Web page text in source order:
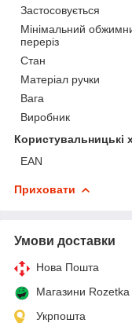
Застосовується
Мінімальний
переріз
Стан
Матеріал ручки
Вага
Виробник
Користувальницькі
EAN
Приховати
Умови доставки
Нова Пошта
Магазини Rozetka
Укрпошта